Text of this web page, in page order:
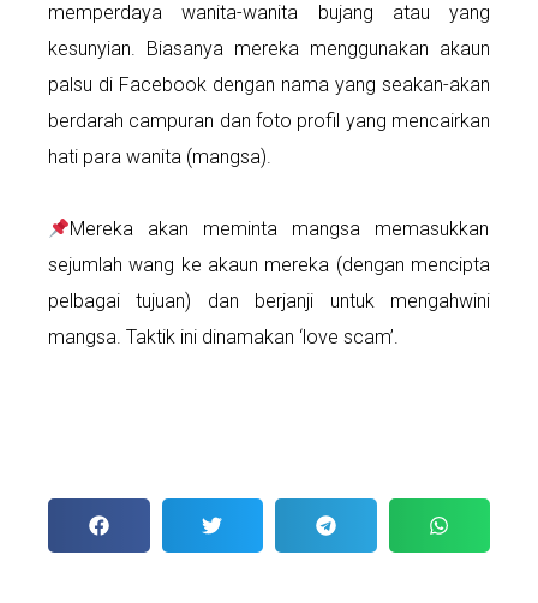
memperdaya wanita-wanita bujang atau yang
kesunyian. Biasanya mereka menggunakan akaun
palsu di Facebook dengan nama yang seakan-akan
berdarah campuran dan foto profil yang mencairkan
hati para wanita (mangsa).
Mereka akan meminta mangsa memasukkan
sejumlah wang ke akaun mereka (dengan mencipta
pelbagai tujuan) dan berjanji untuk mengahwini
mangsa. Taktik ini dinamakan ‘love scam’.